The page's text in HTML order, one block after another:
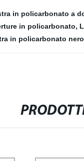
in policarbonato a
in policarbonato,
in policarbonato nero